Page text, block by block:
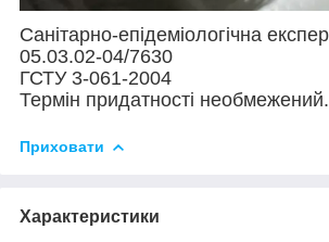
Санітарно-епідеміологічна
05.03.02-04/7630
ГСТУ 3-061-2004
Термін придатності необмежений.
Приховати
Характеристики